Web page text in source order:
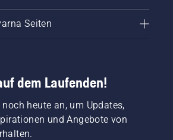
Seiten
dem Laufenden!
heute an, um Updates,
und Angebote von